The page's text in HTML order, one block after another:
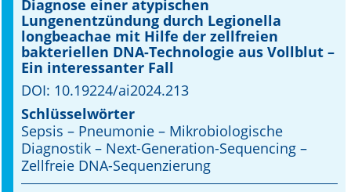
Archiv
Supplements
Supplements OrphanAnesthesia
Online First
A&I English
Diagnose einer atypischen
Lungenentzündung durch Legionella
longbeachae mit Hilfe der zellfreien
bakteriellen DNA-Technologie aus Vollblut –
Ein interessanter Fall
DOI: 10.19224/ai2024.213
Schlüsselwörter
Sepsis – Pneumonie – Mikrobiologische
Diagnostik – Next-Generation-Sequencing –
Zellfreie DNA-Sequenzierung